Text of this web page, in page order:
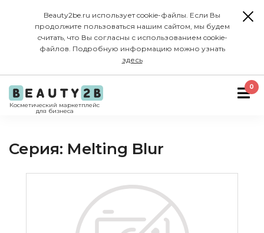
Beauty2be.ru использует cookie-файлы. Если Вы
продолжите пользоваться нашим сайтом, мы будем
считать, что Вы согласны с использованием cookie-
файлов. Подробную информацию можно узнать
здесь
Косметический маркетплейс
для бизнеса
0
Серия: Melting Blur